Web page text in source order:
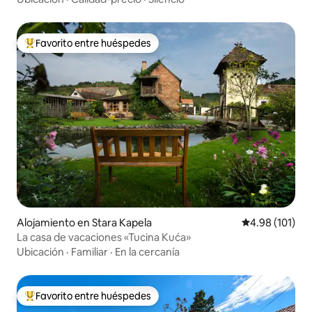
Favorito entre huéspedes preferido
Favorito entre huéspedes
Alojamiento en Stara Kapela Calificación
4.98 (101)
La casa de vacaciones «Tucina Kuća»
Ubicación · Familiar · En la cercanía
Favorito entre huéspedes preferido
Favorito entre huéspedes